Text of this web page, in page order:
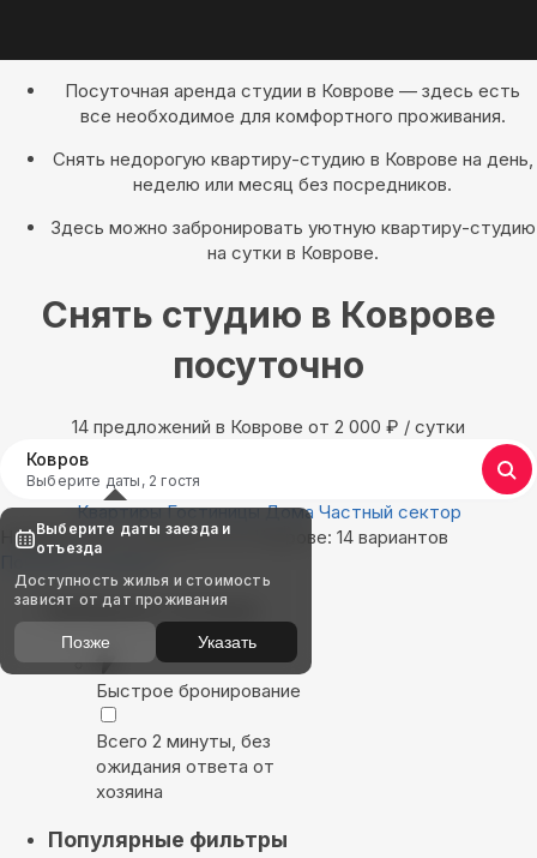
Посуточная аренда студии в Коврове — здесь есть
все необходимое для комфортного проживания.
Снять недорогую квартиру-студию в Коврове на день,
неделю или месяц без посредников.
Здесь можно забронировать уютную квартиру-студию
на сутки в Коврове.
Снять студию в Коврове
посуточно
14 предложений в Коврове oт 2 000 ₽ / сутки
Ковров
Выберите даты, 2 гостя
Квартиры Гостиницы Дома Частный сектор
Найдём, где остановиться в Коврове: 14 вариантов
Показать на карте
Выбирайте лучшее
Быстрое бронирование
Всего 2 минуты, без
ожидания ответа от
хозяина
Популярные фильтры
Выберите даты заезда и
отъезда
Доступность жилья и стоимость
зависят от дат проживания
Позже Указать